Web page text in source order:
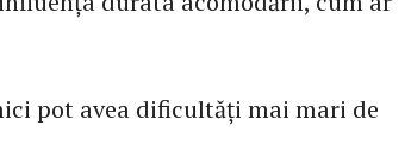
pot avea dificultăți mai mari de